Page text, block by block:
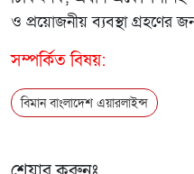
ও প্রয়োজনীয় ব্যবস্থা গ্রহণের
সম্পর্কিত বিষয়:
বিমান বাংলাদেশ এয়ারলাইন্স